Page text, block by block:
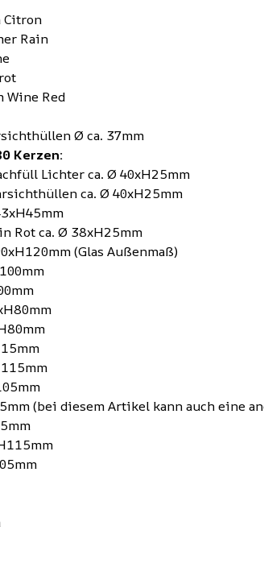
Citron
Rain
Wine Red
Ø ca. 37mm
Kerzen:
Lichter ca. Ø 40xH25mm
ca. Ø 40xH25mm
Rot ca. Ø 38xH25mm
(Glas Außenmaß)
(bei diesem Artikel kann auch eine